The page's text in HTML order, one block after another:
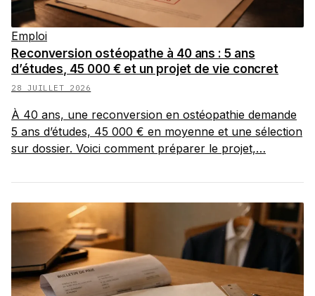
Emploi
Reconversion ostéopathe à 40 ans : 5 ans
d’études, 45 000 € et un projet de vie concret
28 JUILLET 2026
À 40 ans, une reconversion en ostéopathie demande
5 ans d’études, 45 000 € en moyenne et une sélection
sur dossier. Voici comment préparer le projet,…